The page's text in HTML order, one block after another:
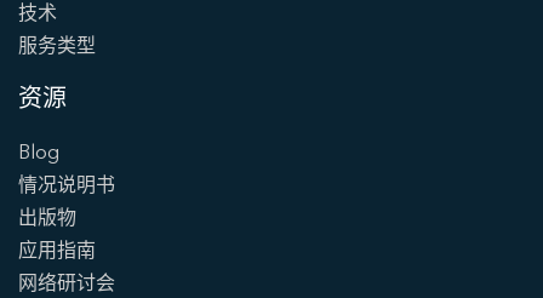
技术
服务类型
资源
Blog
情况说明书
出版物
应用指南
网络研讨会